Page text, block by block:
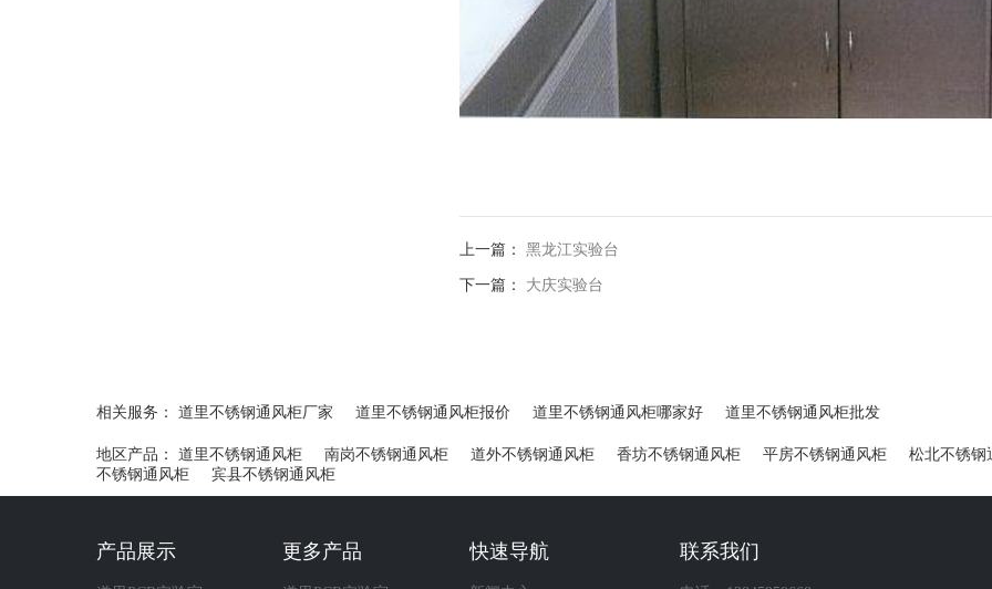
上一篇： 黑龙江实验台
下一篇： 大庆实验台
相关服务： 道里不锈钢通风柜厂家 道里不锈钢通风柜报价 道里不锈钢通风柜哪家好 道里不锈钢通风柜批发
地区产品： 道里不锈钢通风柜 南岗不锈钢通风柜 道外不锈钢通风柜 香坊不锈钢通风柜 平房不锈钢通风柜
松北不锈钢
不锈钢通风柜
宾县不锈钢通风柜
产品展示 更多产品 快速导航 联系我们